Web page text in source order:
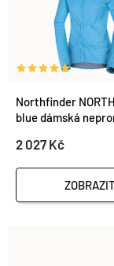
K
T
Ů
U
K
T
Ů
Northfinder
blue dámská
sbalitelná BU-
2 027 Kč
ZOBRAZIT